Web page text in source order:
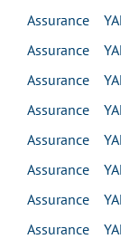
Assurance
Assurance
Assurance
Assurance
Assurance
Assurance
Assurance
Assurance